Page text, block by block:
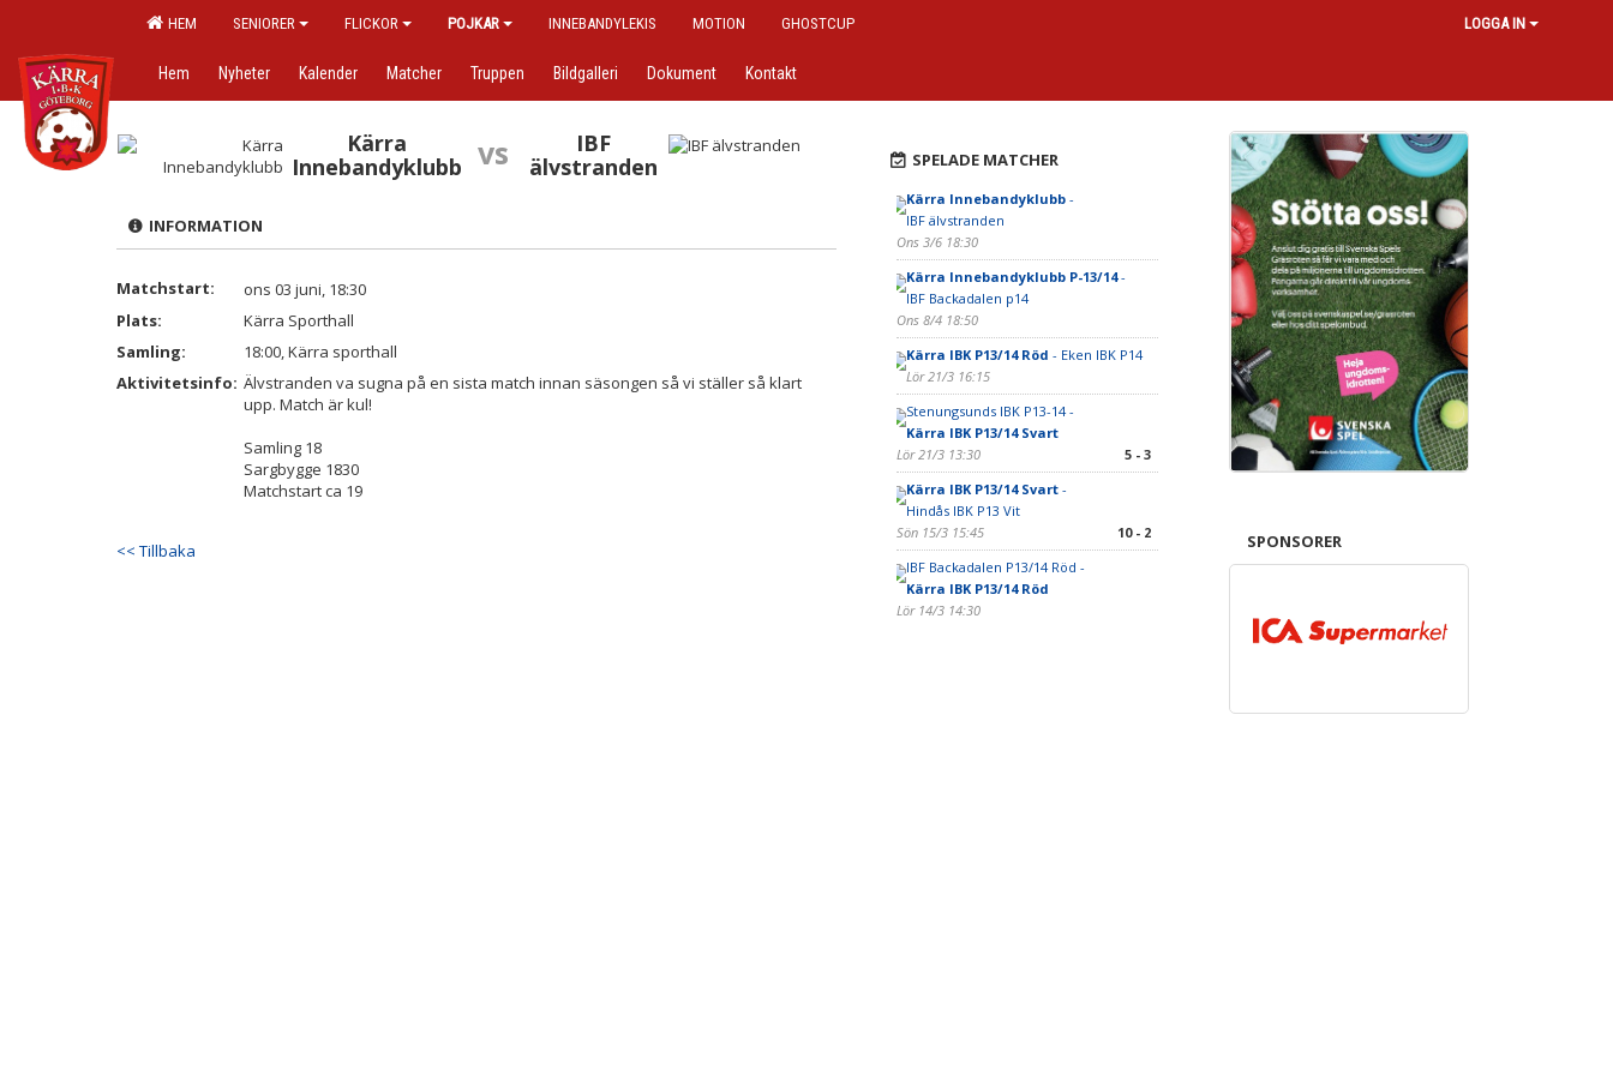
HEM SENIORER FLICKOR POJKAR INNEBANDYLEKIS MOTION GHOSTCUP LOGGA IN
Hem Nyheter Kalender Matcher Truppen Bildgalleri Dokument Kontakt
Kärra
Innebandyklubb vs
IBF
älvstranden
INFORMATION
Matchstart:
ons 03 juni, 18:30
Plats:
Kärra Sporthall
Samling:
18:00, Kärra sporthall
Aktivitetsinfo: Älvstranden va sugna på en sista match innan säsongen så vi ställer så klart
upp. Match är kul!
Samling 18
Sargbygge 1830
Matchstart ca 19
<< Tillbaka
SPELADE MATCHER
Kärra Innebandyklubb-
IBF älvstranden
Ons 3/6 18:30
Kärra Innebandyklubb P-13/14-
IBF Backadalen p14
Ons 8/4 18:50
Kärra IBK P13/14 Röd - Eken IBK P14
Lör 21/3 16:15
Stenungsunds IBK P13-14 -
Kärra IBK P13/14 Svart
Lör 21/3 13:30
5 - 3
Kärra IBK P13/14 Svart-
Hindås IBK P13 Vit
Sön 15/3 15:45
10 - 2
IBF Backadalen P13/14 Röd -
Kärra IBK P13/14 Röd
Lör 14/3 14:30
SPONSORER